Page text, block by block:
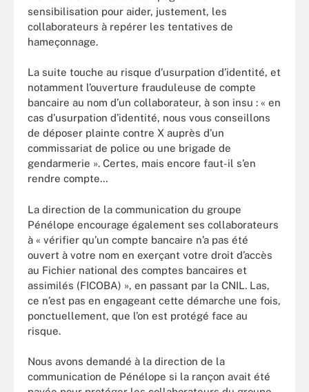
sensibilisation pour aider, justement, les
collaborateurs à repérer les tentatives de
hameçonnage.
La suite touche au risque d’usurpation d’identité, et
notamment l’ouverture frauduleuse de compte
bancaire au nom d’un collaborateur, à son insu : « en
cas d’usurpation d’identité, nous vous conseillons
de déposer plainte contre X auprès d’un
commissariat de police ou une brigade de
gendarmerie ». Certes, mais encore faut-il s’en
rendre compte…
La direction de la communication du groupe
Pénélope encourage également ses collaborateurs
à « vérifier qu’un compte bancaire n’a pas été
ouvert à votre nom en exerçant votre droit d’accès
au Fichier national des comptes bancaires et
assimilés (FICOBA) », en passant par la CNIL. Las,
ce n’est pas en engageant cette démarche une fois,
ponctuellement, que l’on est protégé face au
risque.
Nous avons demandé à la direction de la
communication de Pénélope si la rançon avait été